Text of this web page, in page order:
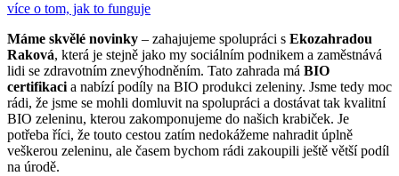
více o tom, jak to funguje
Máme skvělé novinky – zahajujeme spolupráci s Ekozahradou
Raková, která je stejně jako my sociálním podnikem a zaměstnává
lidi se zdravotním znevýhodněním. Tato zahrada má BIO
certifikaci a nabízí podíly na BIO produkci zeleniny. Jsme tedy moc
rádi, že jsme se mohli domluvit na spolupráci a dostávat tak kvalitní
BIO zeleninu, kterou zakomponujeme do našich krabiček. Je
potřeba říci, že touto cestou zatím nedokážeme nahradit úplně
veškerou zeleninu, ale časem bychom rádi zakoupili ještě větší podíl
na úrodě.